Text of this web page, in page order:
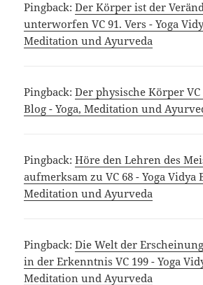
Pingback:Der Körper ist der
unterworfen VC 91. Vers - Yoga
Meditation und Ayurveda
Pingback:Der physische Körper VC
Blog - Yoga, Meditation und
Pingback:Höre den Lehren des
aufmerksam zu VC 68 - Yoga Vidya
Meditation und Ayurveda
Pingback:Die Welt der
in der Erkenntnis VC 199 - Yoga
Meditation und Ayurveda